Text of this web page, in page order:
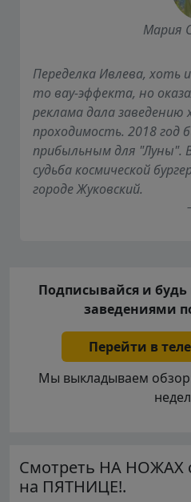
Мария
Переделка Ивлева, хоть
то вау-эффекта, но
реклама дала заведению
проходимость. 2018 год
прибыльным для "Луны".
судьба космической
городе Жуковский.
Подписывайся и будь
заведениями
Перейти в
Мы выкладываем
Смотреть НА НОЖАХ
на ПЯТНИЦЕ!.